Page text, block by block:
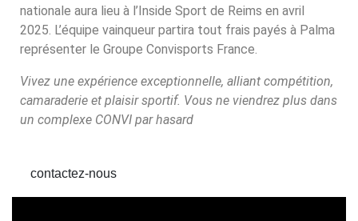
nationale aura lieu à l’Inside Sport de Reims en avril
2025. L’équipe vainqueur partira tout frais payés à Palma
représenter le Groupe Convisports France.
Vivez une expérience exceptionnelle, alliant compétition,
camaraderie et plaisir sportif. Vous ne viendrez plus dans
un complexe CONVI par hasard
contactez-nous